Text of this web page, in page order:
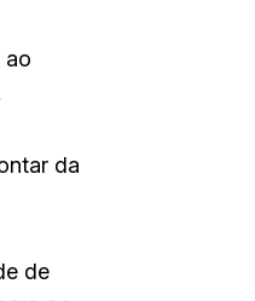
ao
da
de